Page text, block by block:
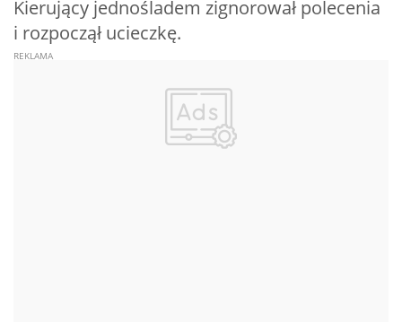
Kierujący jednośladem zignorował polecenia
i rozpoczął ucieczkę.